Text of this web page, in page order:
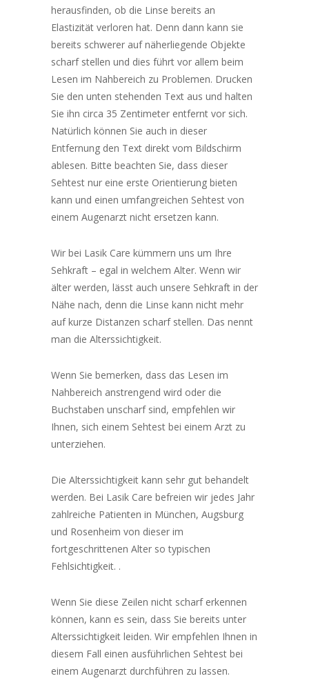
herausfinden, ob die Linse bereits an
Elastizität verloren hat. Denn dann kann sie
bereits schwerer auf näherliegende Objekte
scharf stellen und dies führt vor allem beim
Lesen im Nahbereich zu Problemen. Drucken
Sie den unten stehenden Text aus und halten
Sie ihn circa 35 Zentimeter entfernt vor sich.
Natürlich können Sie auch in dieser
Entfernung den Text direkt vom Bildschirm
ablesen. Bitte beachten Sie, dass dieser
Sehtest nur eine erste Orientierung bieten
kann und einen umfangreichen Sehtest von
einem Augenarzt nicht ersetzen kann.
Wir bei Lasik Care kümmern uns um Ihre
Sehkraft – egal in welchem Alter. Wenn wir
älter werden, lässt auch unsere Sehkraft in der
Nähe nach, denn die Linse kann nicht mehr
auf kurze Distanzen scharf stellen. Das nennt
man die Alterssichtigkeit.
Wenn Sie bemerken, dass das Lesen im
Nahbereich anstrengend wird oder die
Buchstaben unscharf sind, empfehlen wir
Ihnen, sich einem Sehtest bei einem Arzt zu
unterziehen.
Die Alterssichtigkeit kann sehr gut behandelt
werden. Bei Lasik Care befreien wir jedes Jahr
zahlreiche Patienten in München, Augsburg
und Rosenheim von dieser im
fortgeschrittenen Alter so typischen
Fehlsichtigkeit. .
Wenn Sie diese Zeilen nicht scharf erkennen
können, kann es sein, dass Sie bereits unter
Alterssichtigkeit leiden. Wir empfehlen Ihnen in
diesem Fall einen ausführlichen Sehtest bei
einem Augenarzt durchführen zu lassen.